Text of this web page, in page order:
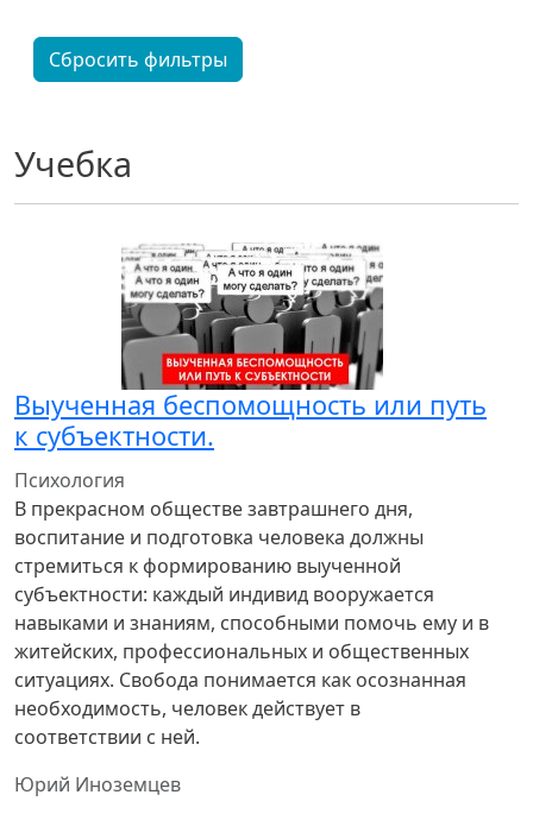
Учебка
Выученная беспомощность или путь
к субъектности.
Психология
В прекрасном обществе завтрашнего дня,
воспитание и подготовка человека должны
стремиться к формированию выученной
субъектности: каждый индивид вооружается
навыками и знаниям, способными помочь ему и в
житейских, профессиональных и общественных
ситуациях. Свобода понимается как осознанная
необходимость, человек действует в
соответствии с ней.
Юрий Иноземцев
Сбросить фильтры